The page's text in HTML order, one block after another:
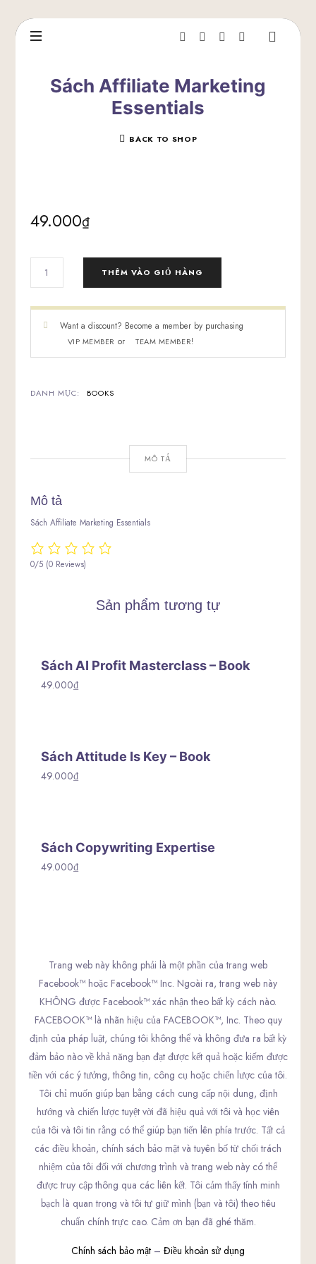
Sách Affiliate Marketing
Essentials
BACK TO SHOP
49.000₫
AFFILIATE
ESSENTIALS
THÊM VÀO GIỎ HÀNG
Want a discount? Become a member by purchasing
VIP MEMBER or TEAM MEMBER!
DANH MỤC: BOOKS
MÔ TẢ
Mô tả
Sách Affiliate Marketing Essentials
0/5 (0 Reviews)
Sản phẩm tương tự
Sách AI Profit Masterclass – Book
49.000₫
Sách Attitude Is Key – Book
49.000₫
Sách Copywriting Expertise
49.000₫
Trang web này không phải là một phần của trang web
Facebook™ hoặc Facebook™ Inc. Ngoài ra, trang web này
KHÔNG được Facebook™ xác nhận theo bất kỳ cách nào.
FACEBOOK™ là nhãn hiệu của FACEBOOK™, Inc. Theo quy
định của pháp luật, chúng tôi không thể và không đưa ra bất kỳ
đảm bảo nào về khả năng bạn đạt được kết quả hoặc kiếm được
tiền với các ý tưởng, thông tin, công cụ hoặc chiến lược của tôi.
Tôi chỉ muốn giúp bạn bằng cách cung cấp nội dung, định
hướng và chiến lược tuyệt vời đã hiệu quả với tôi và học viên
của tôi và tôi tin rằng có thể giúp bạn tiến lên phía trước. Tất cả
các điều khoản, chính sách bảo mật và tuyên bố từ chối trách
nhiệm của tôi đối với chương trình và trang web này có thể
được truy cập thông qua các liên kết. Tôi cảm thấy tính minh
bạch là quan trọng và tôi tự giữ mình (bạn và tôi) theo tiêu
chuẩn chính trực cao. Cảm ơn bạn đã ghé thăm.
Chính sách bảo mật – Điều khoản sử dụng